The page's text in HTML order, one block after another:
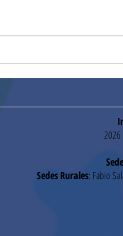
de
Sedes Rurales: Fabio